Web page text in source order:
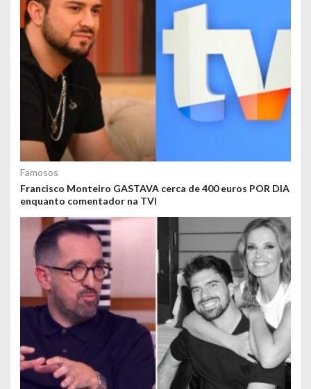
Famosos
Francisco Monteiro GASTAVA cerca de 400 euros POR DIA
enquanto comentador na TVI